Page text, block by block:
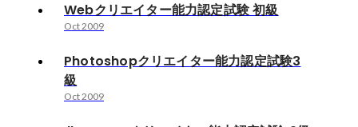
Webクリエイター能力認定試験 初級
Oct 2009
Photoshopクリエイター能力認定試験3
級
Oct 2009